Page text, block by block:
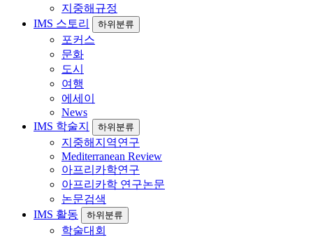
지중해규정
IMS 스토리
하위분류
포커스
문화
도시
여행
에세이
News
IMS 학술지
하위분류
지중해지역연구
Mediterranean Review
아프리카학연구
아프리카학 연구논문
논문검색
IMS 활동
하위분류
학술대회